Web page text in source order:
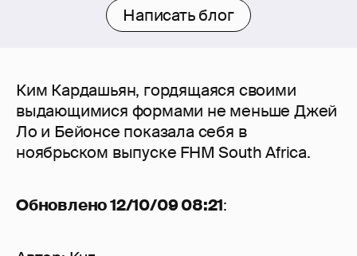
Написать блог
Ким Кардашьян, гордящаяся своими
выдающимися формами не меньше Джей
Ло и Бейонсе показала себя в
ноябрьском выпуске FHM South Africa.
Обновлено 12/10/09 08:21: